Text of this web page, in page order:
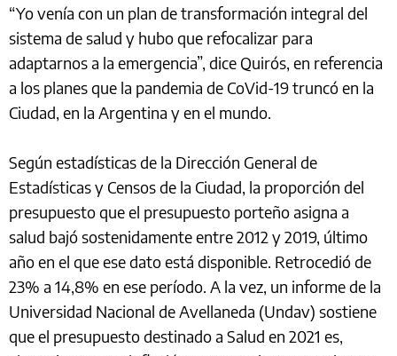
“Yo venía con un plan de transformación integral del
sistema de salud y hubo que refocalizar para
adaptarnos a la emergencia”, dice Quirós, en referencia
a los planes que la pandemia de CoVid-19 truncó en la
Ciudad, en la Argentina y en el mundo.
Según estadísticas de la Dirección General de
Estadísticas y Censos de la Ciudad, la proporción del
presupuesto que el presupuesto porteño asigna a
salud bajó sostenidamente entre 2012 y 2019, último
año en el que ese dato está disponible. Retrocedió de
23% a 14,8% en ese período. A la vez, un informe de la
Universidad Nacional de Avellaneda (Undav) sostiene
que el presupuesto destinado a Salud en 2021 es,